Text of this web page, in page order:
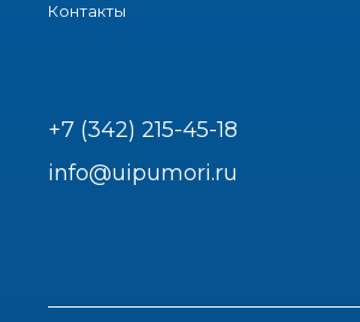
Контакты
+7 (342) 215-45-18
info@uipumori.ru